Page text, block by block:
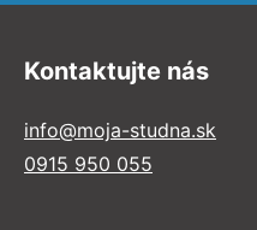
Kontaktujte nás
info@moja-studna.sk
0915 950 055